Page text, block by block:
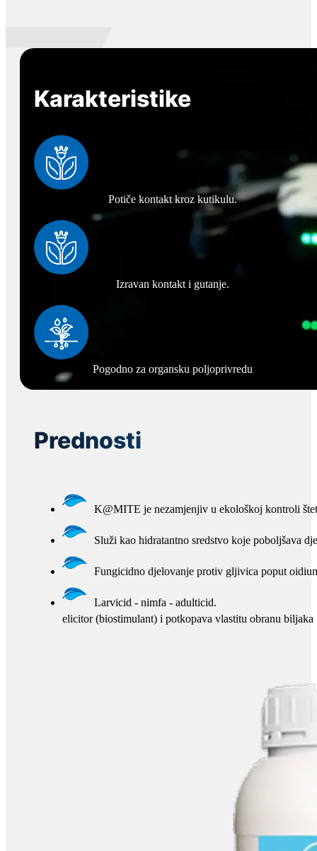
Karakteristike
Potiče kontakt kroz kutikulu.
Izravan kontakt i gutanje.
Pogodno za organsku poljoprivredu
Prednosti
K@MITE je nezamjenjiv u ekološkoj kontroli
Služi kao hidratantno sredstvo koje poboljšava
Fungicidno djelovanje protiv gljivica poput
Larvicid - nimfa - adulticid.
elicitor (biostimulant) i potkopava vlastitu obranu biljaka